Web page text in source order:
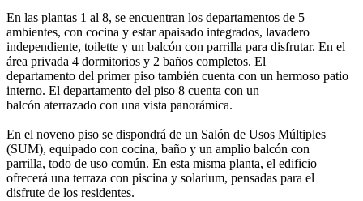
En las plantas 1 al 8, se encuentran los departamentos de 5
ambientes, con cocina y estar apaisado integrados, lavadero
independiente, toilette y un balcón con parrilla para disfrutar. En el
área privada 4 dormitorios y 2 baños completos. El
departamento del primer piso también cuenta con un hermoso patio
interno. El departamento del piso 8 cuenta con un
balcón aterrazado con una vista panorámica.
En el noveno piso se dispondrá de un Salón de Usos Múltiples
(SUM), equipado con cocina, baño y un amplio balcón con
parrilla, todo de uso común. En esta misma planta, el edificio
ofrecerá una terraza con piscina y solarium, pensadas para el
disfrute de los residentes.